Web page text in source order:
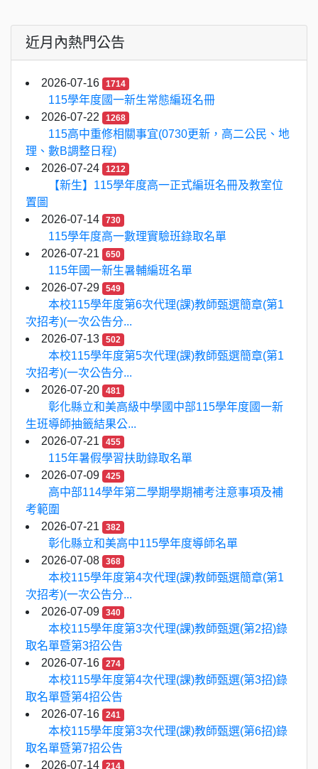
近月內熱門公告
2026-07-16 1714
115學年度國一新生常態編班名冊
2026-07-22
1268
115高中重修相關事宜(0730更新，高二公民、地
理、數B調整日程)
2026-07-24
1212
【新生】115學年度高一正式編班名冊及教室位
置圖
2026-07-14
730
115學年度高一數理實驗班錄取名單
2026-07-21
650
115年國一新生暑輔編班名單
2026-07-29
549
本校115學年度第6次代理(課)教師甄選簡章(第1
次招考)(一次公告分...
2026-07-13
502
本校115學年度第5次代理(課)教師甄選簡章(第1
次招考)(一次公告分...
2026-07-20
481
彰化縣立和美高級中學國中部115學年度國一新
生班導師抽籤結果公...
2026-07-21
455
115年暑假學習扶助錄取名單
2026-07-09
425
高中部114學年第二學期學期補考注意事項及補
考範圍
2026-07-21
382
彰化縣立和美高中115學年度導師名單
2026-07-08
368
本校115學年度第4次代理(課)教師甄選簡章(第1
次招考)(一次公告分...
2026-07-09
340
本校115學年度第3次代理(課)教師甄選(第2招)錄
取名單暨第3招公告
2026-07-16
274
本校115學年度第4次代理(課)教師甄選(第3招)錄
取名單暨第4招公告
2026-07-16
241
本校115學年度第3次代理(課)教師甄選(第6招)錄
取名單暨第7招公告
2026-07-14
214